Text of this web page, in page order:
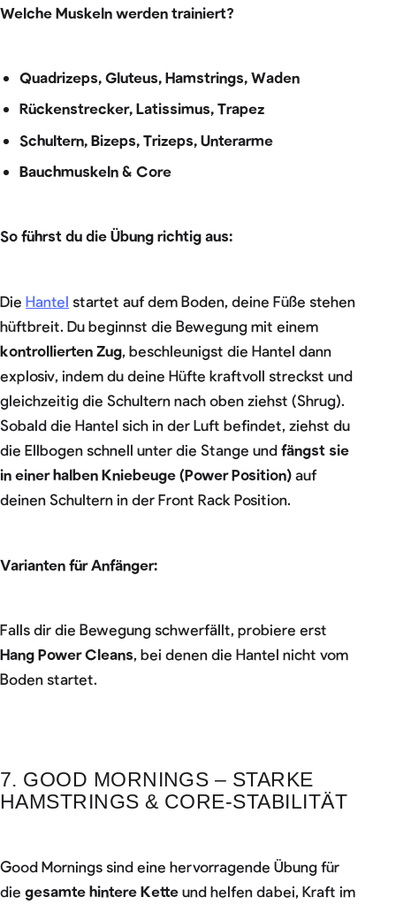
Welche Muskeln werden trainiert?
Quadrizeps, Gluteus, Hamstrings, Waden
Rückenstrecker, Latissimus, Trapez
Schultern, Bizeps, Trizeps, Unterarme
Bauchmuskeln & Core
So führst du die Übung richtig aus:
Die Hantel startet auf dem Boden, deine Füße stehen
hüftbreit. Du beginnst die Bewegung mit einem
kontrollierten Zug, beschleunigst die Hantel dann
explosiv, indem du deine Hüfte kraftvoll streckst und
gleichzeitig die Schultern nach oben ziehst (Shrug).
Sobald die Hantel sich in der Luft befindet, ziehst du
die Ellbogen schnell unter die Stange und fängst sie
in einer halben Kniebeuge (Power Position) auf
deinen Schultern in der Front Rack Position.
Varianten für Anfänger:
Falls dir die Bewegung schwerfällt, probiere erst
Hang Power Cleans, bei denen die Hantel nicht vom
Boden startet.
7. GOOD MORNINGS – STARKE
HAMSTRINGS & CORE-STABILITÄT
Good Mornings sind eine hervorragende Übung für
die gesamte hintere Kette und helfen dabei, Kraft im